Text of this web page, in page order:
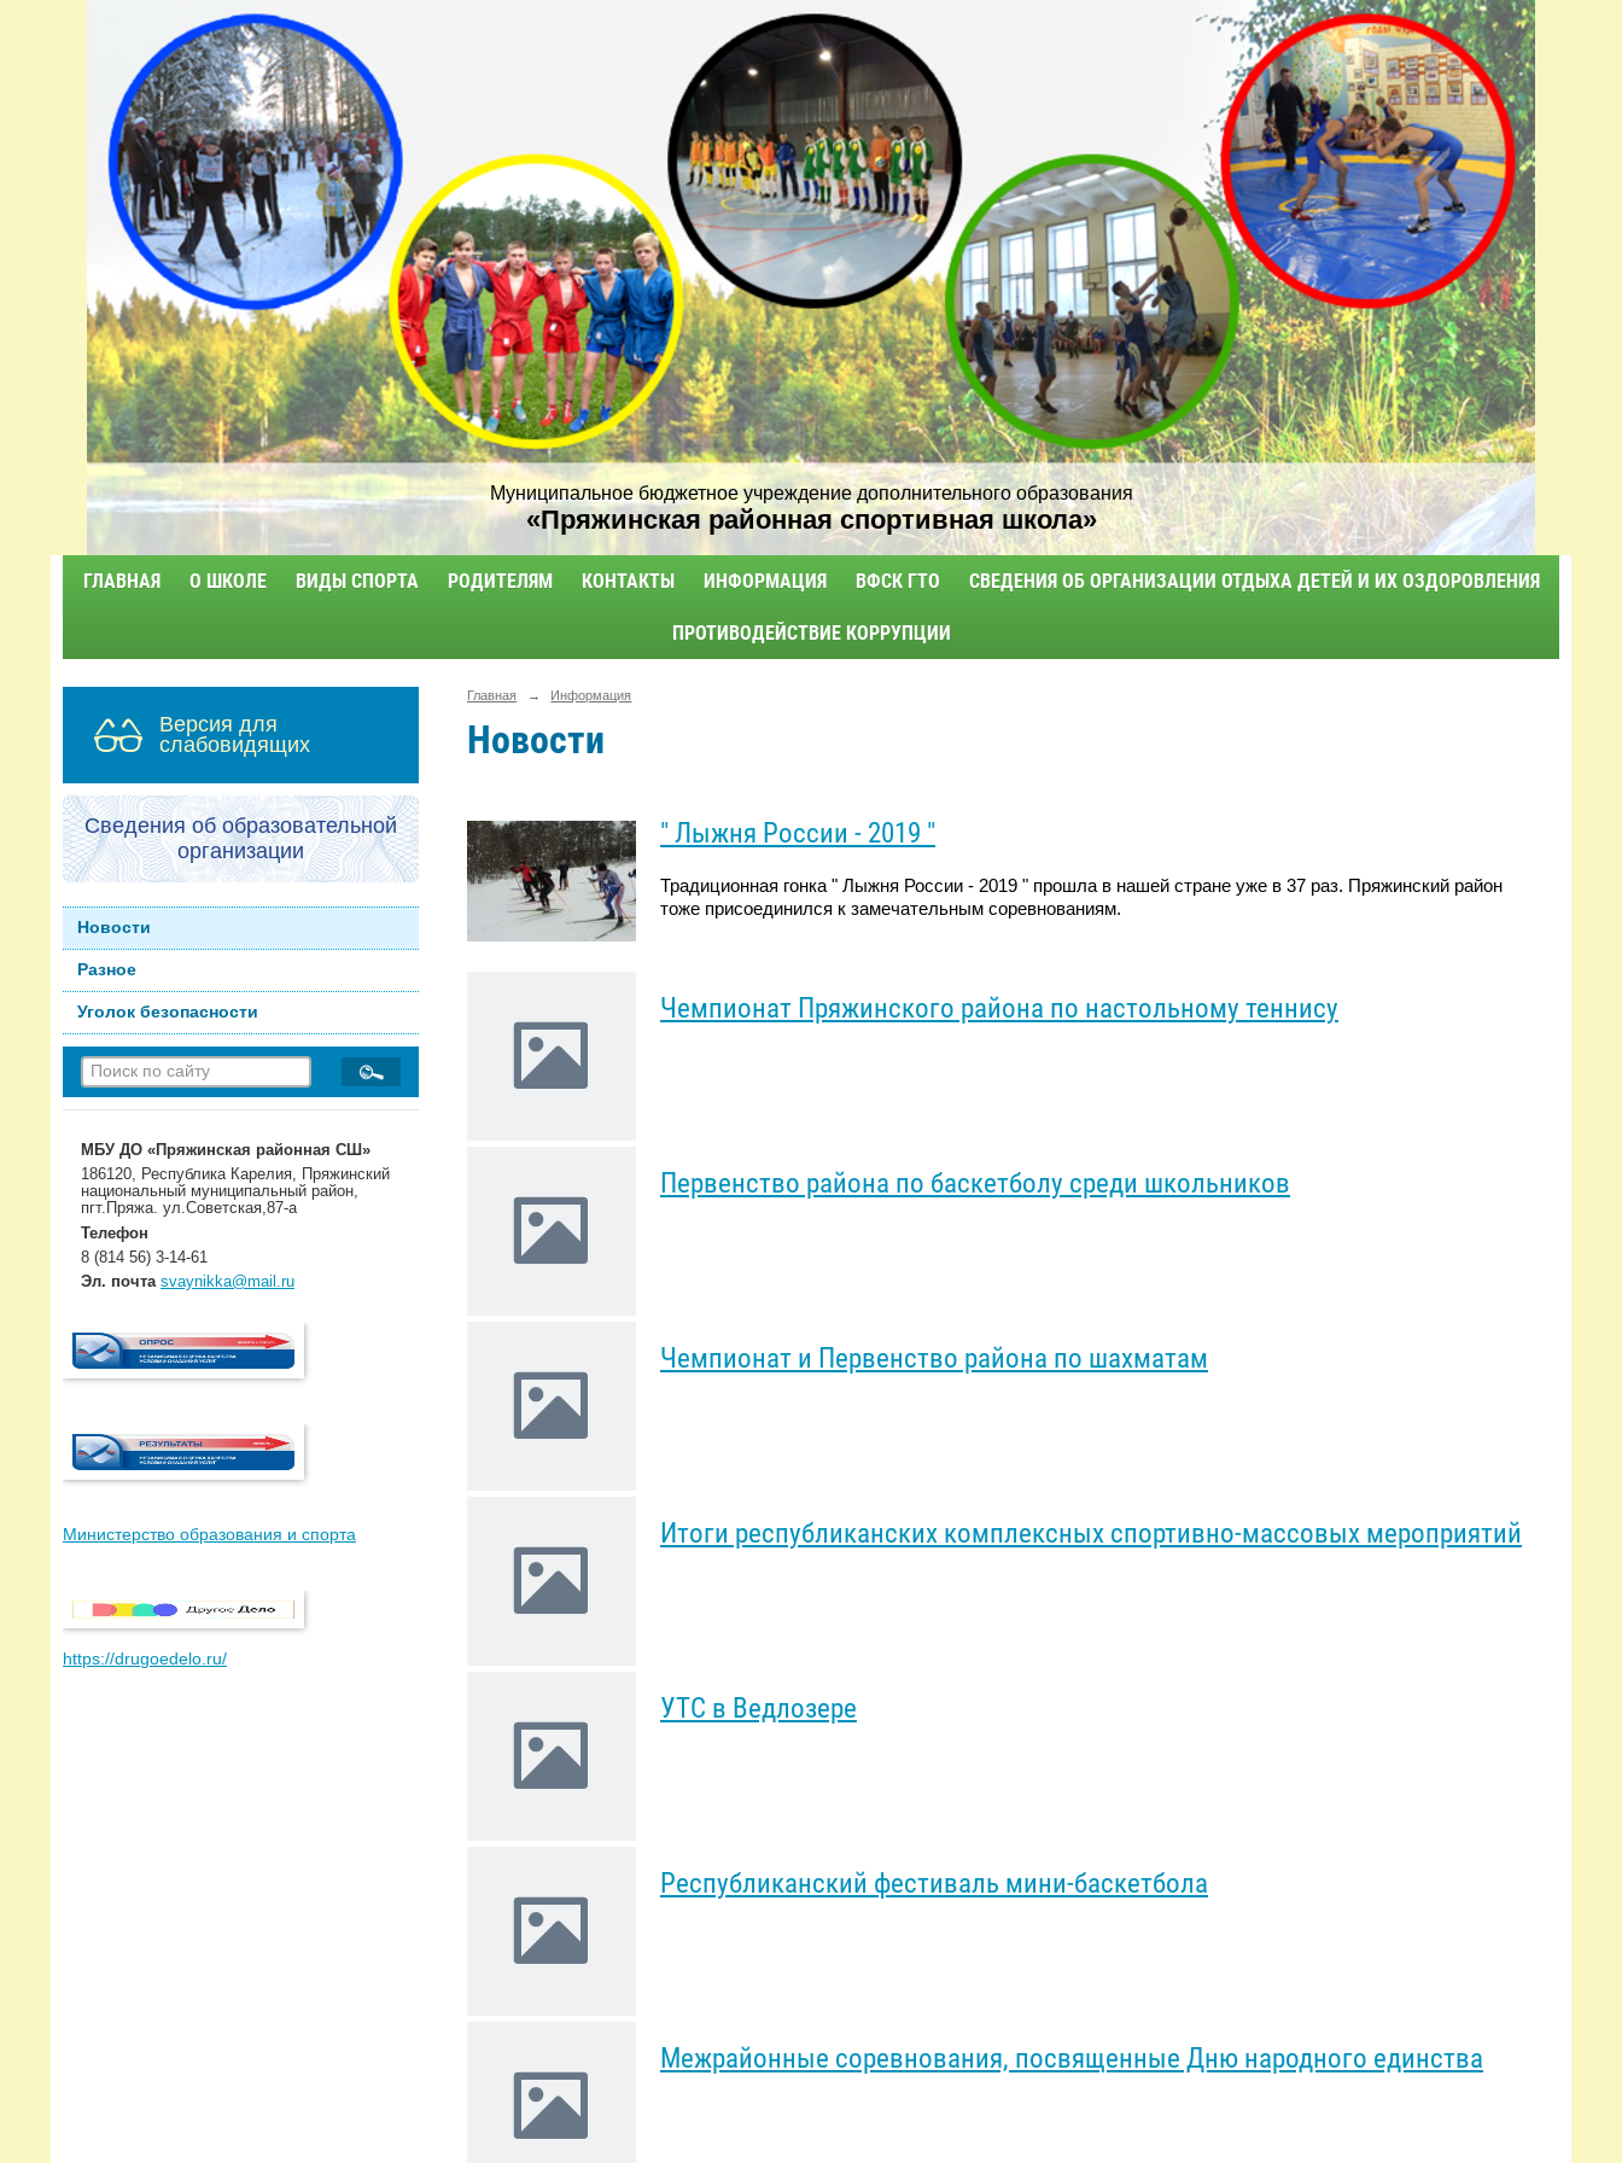
Муниципальное бюджетное учреждение дополнительного образования
«Пряжинская районная спортивная школа»
ГЛАВНАЯ О ШКОЛЕ ВИДЫ СПОРТА РОДИТЕЛЯМ КОНТАКТЫ ИНФОРМАЦИЯ ВФСК ГТО СВЕДЕНИЯ ОБ ОРГАНИЗАЦИИ ОТДЫХА ДЕТЕЙ И ИХ ОЗДОРОВЛЕНИЯ
ПРОТИВОДЕЙСТВИЕ КОРРУПЦИИ
Версия для
слабовидящих
Сведения об образовательной
организации
Новости
Разное
Уголок безопасности
МБУ ДО «Пряжинская районная СШ»
186120, Республика Карелия, Пряжинский
национальный муниципальный район,
пгт.Пряжа. ул.Советская,87-а
Телефон
8 (814 56) 3-14-61
Эл. почта svaynikka@mail.ru
Министерство образования и спорта
https://drugoedelo.ru/
Главная → Информация
Новости
" Лыжня России - 2019 "
Традиционная гонка " Лыжня России - 2019 " прошла в нашей стране уже в 37 раз. Пряжинский район
тоже присоединился к замечательным соревнованиям.
Чемпионат Пряжинского района по настольному теннису
Первенство района по баскетболу среди школьников
Чемпионат и Первенство района по шахматам
Итоги республиканских комплексных спортивно-массовых мероприятий
УТС в Ведлозере
Республиканский фестиваль мини-баскетбола
Межрайонные соревнования, посвященные Дню народного единства